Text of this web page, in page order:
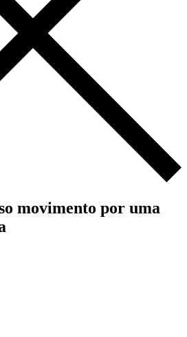
movimento por uma